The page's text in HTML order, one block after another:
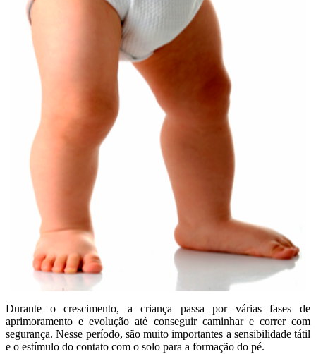
Durante o crescimento, a criança passa por várias fases de
aprimoramento e evolução até conseguir caminhar e correr com
segurança. Nesse período, são muito importantes a sensibilidade tátil
e o estímulo do contato com o solo para a formação do pé.